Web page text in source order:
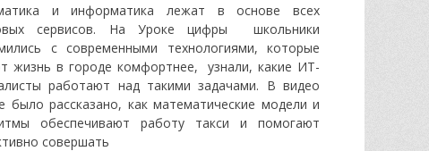
и информатика лежат в основе всех
сервисов. На Уроке цифры школьники
с современными технологиями, которые
жизнь в городе комфортнее, узнали, какие ИТ-
работают над такими задачами. В видео
было рассказано, как математические модели и
обеспечивают работу такси и помогают
совершать